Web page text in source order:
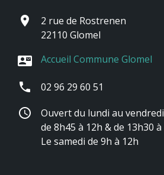
place
2 rue de Rostrenen
22110 Glomel
contact_mail Accueil Commune Glomel
phone 02 96 29 60 51
schedule
Ouvert du lundi au vendredi
de 8h45 à 12h & de 13h30 à
Le samedi de 9h à 12h